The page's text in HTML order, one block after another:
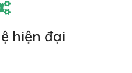
hiện đại